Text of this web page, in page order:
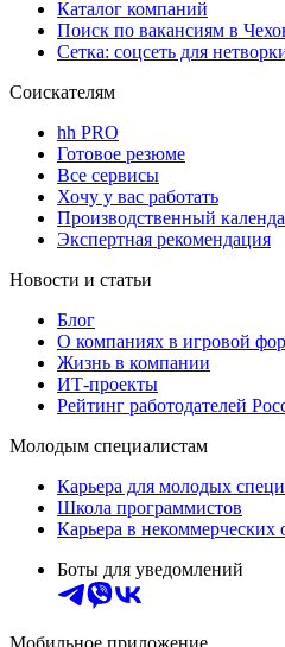
Каталог компаний
Поиск по вакансиям в
Сетка: соцсеть для
Соискателям
hh PRO
Готовое резюме
Все сервисы
Хочу у вас работать
Производственный
Экспертная рекомендация
Новости и статьи
Блог
О компаниях в игровой
Жизнь в компании
ИТ-проекты
Рейтинг работодателей
Молодым специалистам
Карьера для молодых
Школа программистов
Карьера в некоммерческих
Боты для уведомлений
Мобильное приложение